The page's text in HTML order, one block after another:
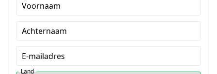
Voornaam
Achternaam
E-mailadres
Land